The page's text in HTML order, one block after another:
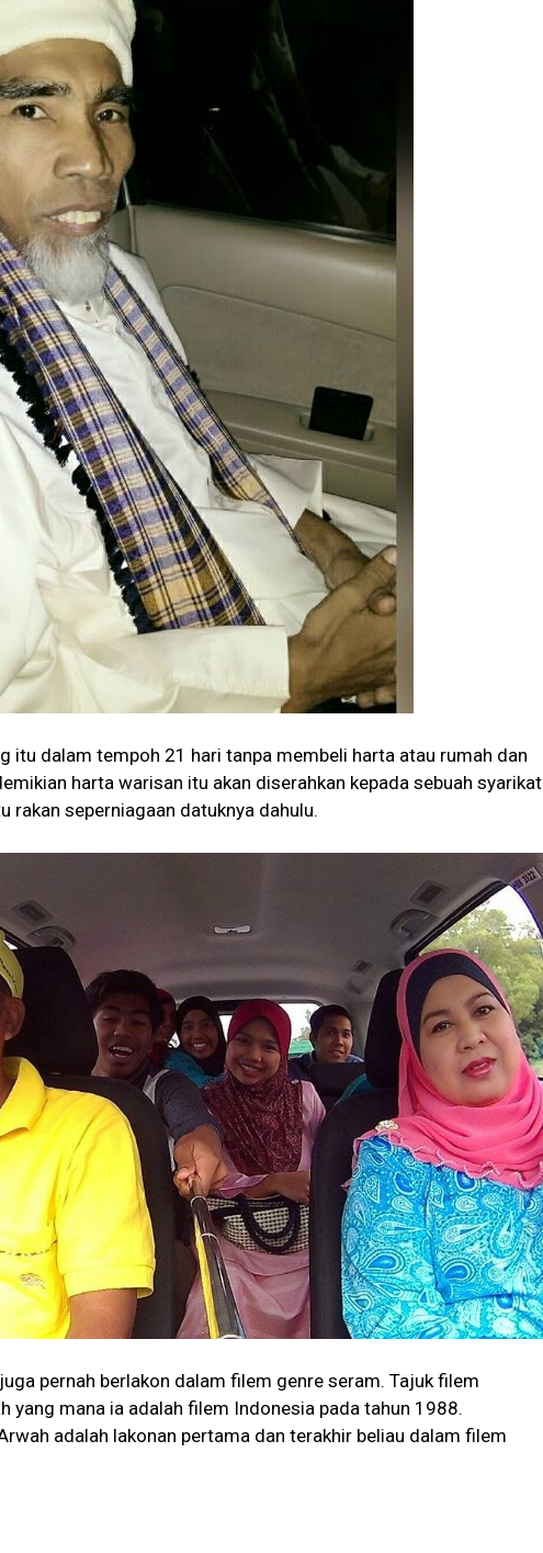
itu dalam tempoh 21 hari tanpa membeli harta atau rumah dan
harta warisan itu akan diserahkan kepada sebuah syarikat
rakan seperniagaan datuknya dahulu.
pernah berlakon dalam filem genre seram. Tajuk filem
yang mana ia adalah filem Indonesia pada tahun 1988.
adalah lakonan pertama dan terakhir beliau dalam filem